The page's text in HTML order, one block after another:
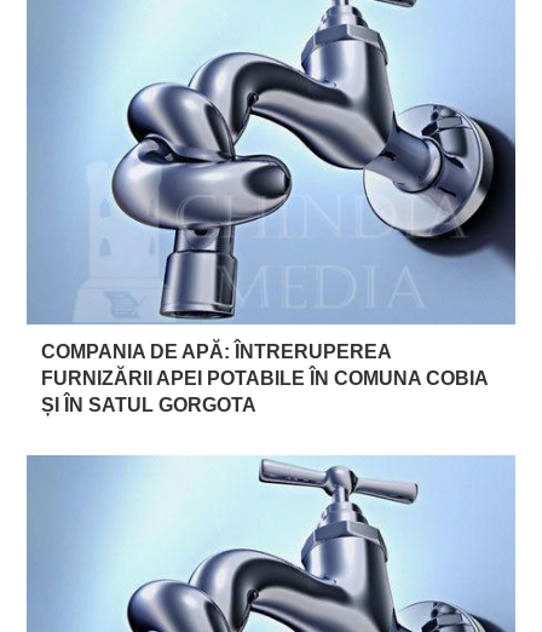
COMPANIA DE APĂ: ÎNTRERUPEREA
FURNIZĂRII APEI POTABILE ÎN COMUNA COBIA
ȘI ÎN SATUL GORGOTA